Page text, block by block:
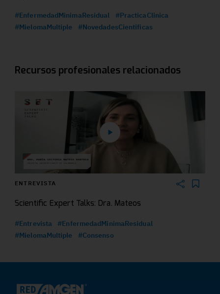
#EnfermedadMinimaResidual
#PracticaClinica
#MielomaMultiple
#NovedadesCientificas
Recursos profesionales relacionados
ENTREVISTA
Scientific Expert Talks: Dra. Mateos
#Entrevista
#EnfermedadMinimaResidual
#MielomaMultiple
#Consenso